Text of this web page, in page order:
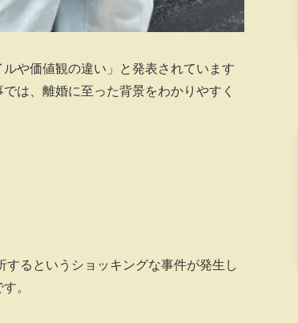
や価値観の違い」と発表されています
は、離婚に至った背景をわかりやすく
るというショッキングな事件が発生し
。